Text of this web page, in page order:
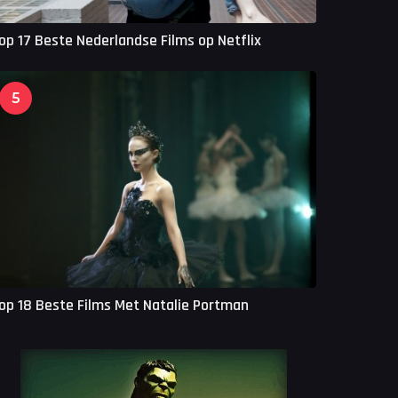
17 Beste Nederlandse Films op Netflix
5
18 Beste Films Met Natalie Portman